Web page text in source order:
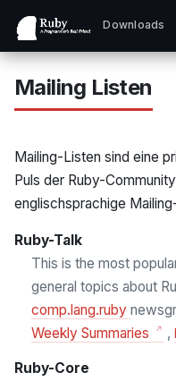
Downloads
Mailing Listen
Mailing-Listen sind eine
Puls der Ruby-
englischsprachige
Ruby-Talk
This is the most
general topics about
comp.lang.ruby
Weekly Summaries
,
Ruby-Core